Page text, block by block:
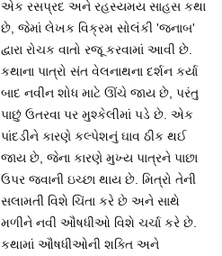
એક રસપ્રદ અને રહસ્યમય સાહસ કથા
છે, જેમાં લેખક વિક્રમ સોલંકી 'જનાબ'
દ્વારા રોચક વાતો રજૂ કરવામાં આવી છે.
કથાના પાત્રો સંત વેલનાથના દર્શન કર્યા
બાદ નવીન શોધ માટે ઊંચે જાય છે, પરંતુ
પાછું ઉતરવા પર મુશ્કેલીમાં પડે છે. એક
પાંદડીને કારણે કલ્પેશનું ઘાવ ઠીક થઈ
જાય છે, જેના કારણે મુખ્ય પાત્રને પાછા
ઉપર જવાની ઇચ્છા થાય છે. મિત્રો તેની
સલામતી વિશે ચિંતા કરે છે અને સાથે
મળીને નવી ઔષધીઓ વિશે ચર્ચા કરે છે.
કથામાં ઔષધીઓની શક્તિ અને